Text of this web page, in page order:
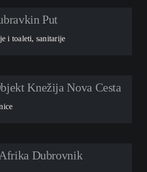
Put
i toaleti, sanitarije
Knežija Nova Cesta
Dubrovnik